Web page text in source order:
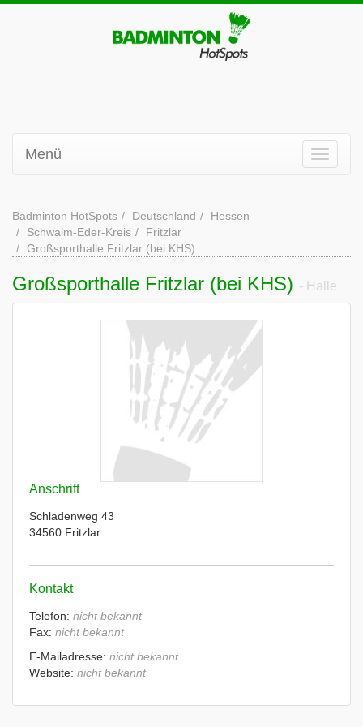
Menü
Badminton HotSpots Deutschland
Hessen
Schwalm-Eder-Kreis
Fritzlar
Großsporthalle Fritzlar (bei KHS)
Großsporthalle Fritzlar (bei KHS) - Halle
Anschrift
Schladenweg 43
34560 Fritzlar
Kontakt
Telefon: nicht bekannt
Fax: nicht bekannt
E-Mailadresse: nicht bekannt
Website: nicht bekannt